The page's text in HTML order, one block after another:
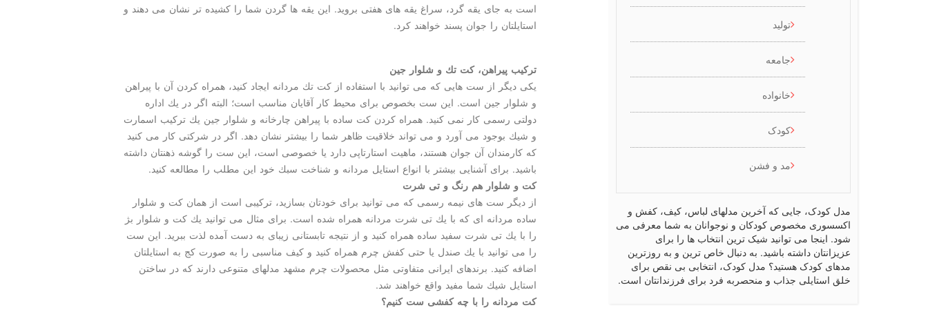
است به جای یقه گرد، سراغ یقه های هفتی بروید. این یقه ها گردن شما را كشیده تر نشان می دهند و
استایلتان را جوان پسند خواهند كرد.
تركیب پیراهن، كت تك و شلوار جین
یكی دیگر از ست هایی كه می توانید با استفاده از كت تك مردانه ایجاد كنید، همراه كردن آن با پیراهن
و شلوار جین است. این ست بخصوص برای محیط كار آقایان مناسب است؛ البته اگر در یك اداره
دولتی رسمی كار نمی كنید. همراه كردن كت ساده با پیراهن چارخانه و شلوار جین یك تركیب اسمارت
و شیك بوجود می آورد و می تواند خلاقیت ظاهر شما را بیشتر نشان دهد. اگر در شركتی كار می كنید
كه كارمندان آن جوان هستند، ماهیت استارتاپی دارد یا خصوصی است، این ست را گوشه ذهنتان داشته
باشید. برای آشنایی بیشتر با انواع استایل مردانه و شناخت سبك خود این مطلب را مطالعه كنید.
كت و شلوار هم رنگ و تی شرت
از دیگر ست های نیمه رسمی كه می توانید برای خودتان بسازید، تركیبی است از همان كت و شلوار
ساده مردانه ای كه با یك تی شرت مردانه همراه شده است. برای مثال می توانید یك كت و شلوار بژ
را با یك تی شرت سفید ساده همراه كنید و از نتیجه تابستانی زیبای به دست آمده لذت ببرید. این ست
را می توانید با یك صندل یا حتی كفش چرم همراه كنید و كیف مناسبی را به صورت كج به استایلتان
اضافه كنید. برندهای ایرانی متفاوتی مثل محصولات چرم مشهد مدلهای متنوعی دارند كه در ساختن
استایل شیك شما مفید واقع خواهند شد.
كت مردانه را با چه كفشی ست كنیم؟
تولید
جامعه
خانواده
کودک
مد و فشن
مدل کودک، جایی که آخرین مدلهای لباس، کیف، کفش و
اکسسوری مخصوص کودکان و نوجوانان به شما معرفی می
شود. اینجا می توانید شیک ترین انتخاب ها را برای
عزیزانتان داشته باشید. به دنبال خاص ترین و به روزترین
مدهای کودک هستید؟ مدل کودک، انتخابی بی نقص برای
خلق استایلی جذاب و منحصربه فرد برای فرزندانتان است.